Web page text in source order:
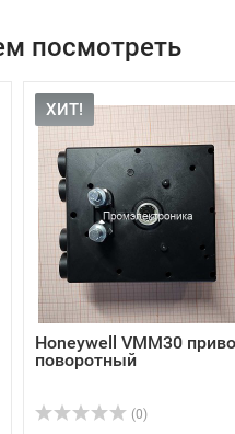
посмотреть
ХИТ!
Honeywell VMM30
поворотный
(0)